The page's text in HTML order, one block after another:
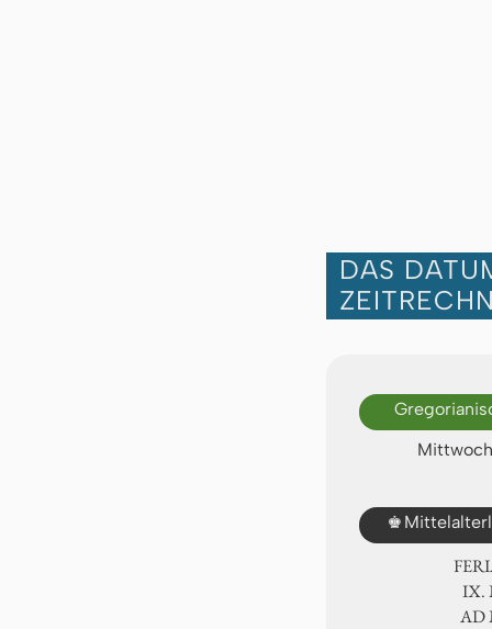
DAS
♚
Ⅸ.